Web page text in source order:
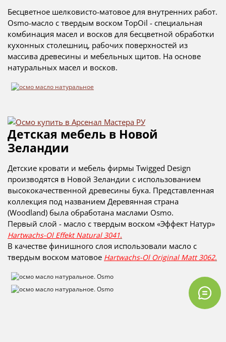
Бесцветное шелковисто-матовое для внутренних работ.
Osmo-масло с твердым воском TopOil - специальная
комбинация масел и восков для бесцветной обработки
кухонных столешниц, рабочих поверхностей из
массива древесины и мебельных щитов. На основе
натуральных масел и восков.
Детская мебель в Новой
Зеландии
Детские кровати и мебель фирмы Twigged Design
производятся в Новой Зеландии с использованием
высококачественной древесины бука. Представленная
коллекция под названием Деревянная страна
(Woodland) была обработана маслами Osmo.
Первый слой - масло с твердым воском «Эффект Натур»
Hartwachs-Ol Effekt Natural 3041.
В качестве финишного слоя использовали масло с
твердым воском матовое Hartwachs-Ol Original Matt 3062.